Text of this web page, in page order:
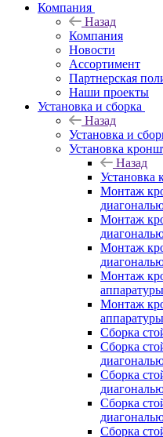
Компания
Назад
Компания
Новости
Ассортимент
Партнерская
Наши проекты
Установка и сборка
Назад
Установка и
Установка
Назад
Установка
Монтаж
Монтаж
Монтаж
Монтаж
Монтаж
Сборка
Сборка
Сборка
Сборка
Сборка